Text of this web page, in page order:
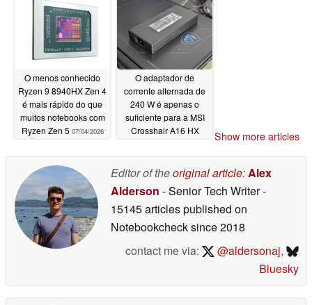
O menos conhecido
Ryzen 9 8940HX Zen 4
é mais rápido do que
muitos notebooks com
Ryzen Zen 5 07/04/2026
O adaptador de
corrente alternada de
240 W é apenas o
suficiente para a MSI
Crosshair A16 HX
Show more articles
Editor of theoriginal article:Alex
Alderson - Senior Tech Writer-
15145 articles published on
Notebookchecksince 2018
contact me via:
@aldersonaj,
Bluesky